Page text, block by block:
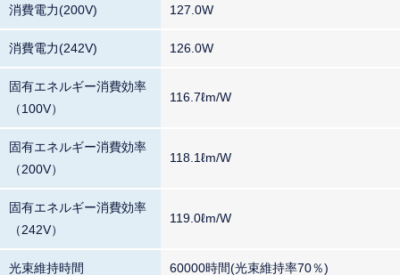
消費電力(200V) 127.0W
消費電力(242V) 126.0W
固有エネルギー消費効率
（100V）
116.7ℓm/W
固有エネルギー消費効率
（200V）
118.1ℓm/W
固有エネルギー消費効率
（242V）
119.0ℓm/W
光束維持時間 60000時間(光束維持率70％)